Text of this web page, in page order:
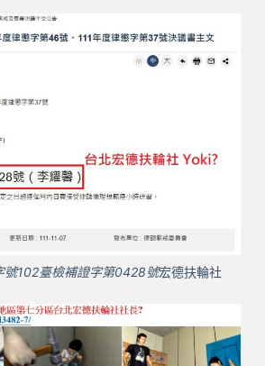
號102臺檢補證字第0428號宏德扶輪社